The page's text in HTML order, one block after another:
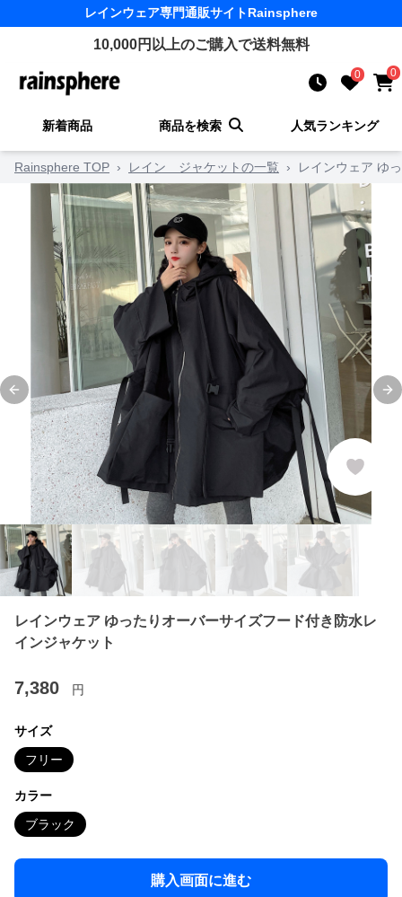
レインウェア専門通販サイトRainsphere
10,000円以上のご購入で送料無料
0 0
新着商品 商品を検索 人気ランキング
Rainsphere TOP › レイン ジャケットの一覧 › レインウェア ゆ
Previous slide
レインウェア ゆったりオーバーサイズフード付き防水レ
インジャケット
7,380 円
サイズ
フリー
カラー
ブラック
購入画面に進む